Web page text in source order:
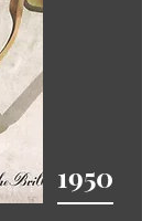
1950